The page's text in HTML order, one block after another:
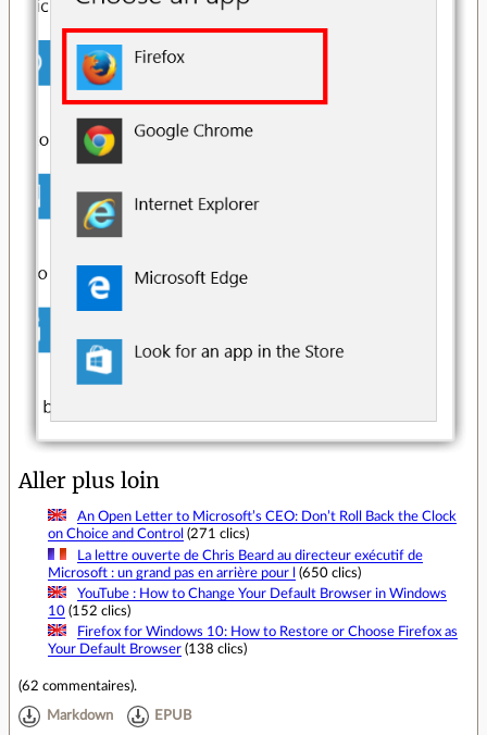
Aller plus loin
An Open Letter to Microsoft’s CEO: Don’t Roll Back the Clock
on Choice and Control (271 clics)
La lettre ouverte de Chris Beard au directeur exécutif de
Microsoft : un grand pas en arrière pour l
(650 clics)
YouTube : How to Change Your Default Browser in Windows
10(152 clics)
Firefox for Windows 10: How to Restore or Choose Firefox as
Your Default Browser(138 clics)
(62 commentaires).
Markdown EPUB